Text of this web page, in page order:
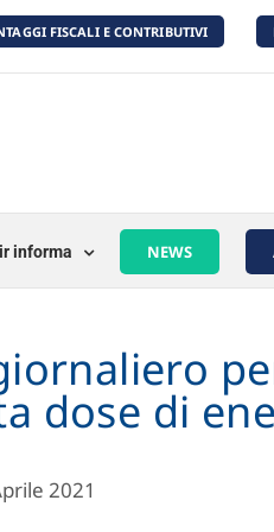
FISCALI E CONTRIBUTIVI
informa NEWS
dose di
2021